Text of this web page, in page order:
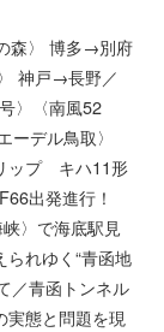
森〉 博多→別府
神戸→長野／
〉〈南風52
デル鳥取〉
ップ キハ11形
出発進行！
〉で海底駅見
れゆく“青函地
／青函トンネル
実態と問題を現